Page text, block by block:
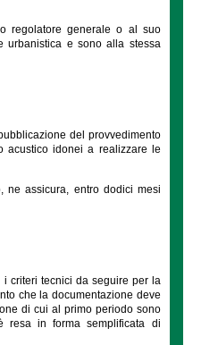
regolatore generale o al suo
urbanistica e sono alla stessa
del provvedimento
acustico idonei a realizzare le
ne assicura, entro dodici mesi
i criteri tecnici da seguire per la
che la documentazione deve
di cui al primo periodo sono
resa in forma semplificata di